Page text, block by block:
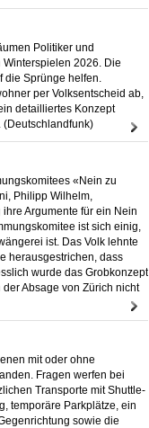
Politiker und
2026. Die
die Sprünge helfen.
per Volksentscheid ab,
detailliertes Konzept
(Deutschlandfunk)
«Nein zu
Philipp Wilhelm,
Argumente für ein Nein
ist sich einig,
ist. Das Volk lehnte
herausgestrichen, dass
wurde das Grobkonzept
Absage von Zürich nicht
mit oder ohne
Fragen werfen bei
Transporte mit Shuttle-
temporäre Parkplätze, ein
sowie die